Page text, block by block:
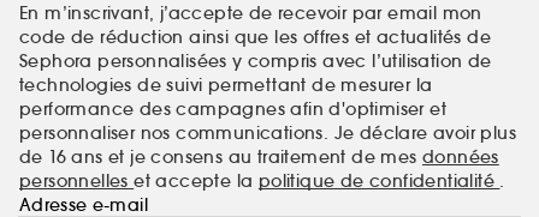
En m’inscrivant, j’accepte de recevoir par email mon
code de réduction ainsi que les offres et actualités de
Sephora personnalisées y compris avec l’utilisation de
technologies de suivi permettant de mesurer la
performance des campagnes afin d'optimiser et
personnaliser nos communications. Je déclare avoir plus
de 16 ans et je consens au traitement de mes données
personnelleset accepte la politique de confidentialité
Adresse e-mail